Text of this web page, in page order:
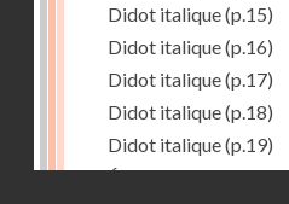
Didot italique(p.15)
Didot italique(p.16)
Didot italique(p.17)
Didot italique(p.18)
Didot italique(p.19)
Égyptienne(p.20)